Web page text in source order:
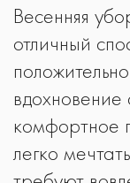
Весенняя
отличный
комфортное
легко